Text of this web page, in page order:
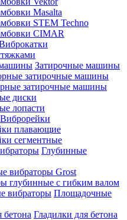
Masalta
STEM Techno
CIMAR
Затирочные машины
затирочные машины
затирочные машины
диски
лопасти
Виброрейки
плавающие
сегментные
Глубинные
вибраторы Grost
глубинные с гибким валом
Площадочные
Гладилки для бетона